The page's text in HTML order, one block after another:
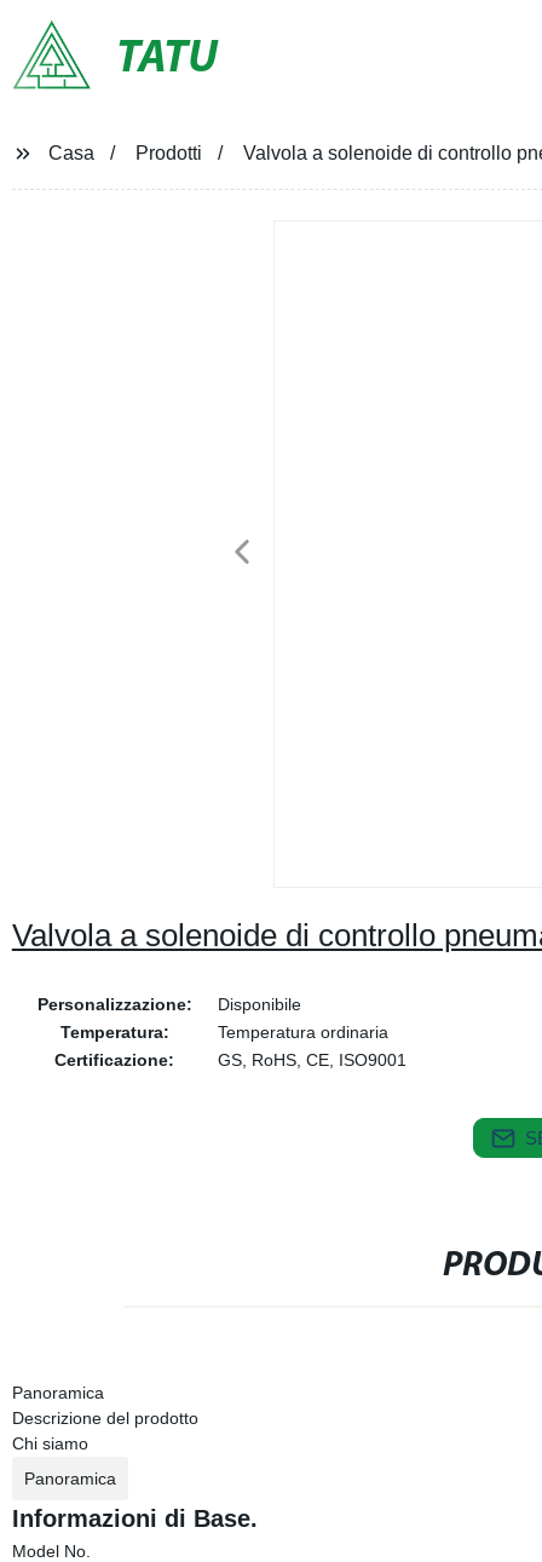
TATU
Casa Prodotti Valvola a solenoide di controllo
Valvola a solenoide di controllo
Personalizzazione:
Disponibile
Temperatura:
Temperatura ordinaria
Certificazione:
GS, RoHS, CE, ISO9001
Panoramica
Descrizione del prodotto
Chi siamo
Panoramica
Informazioni di Base.
Model No.